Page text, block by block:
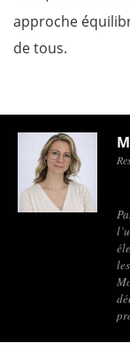
approche
de tous.